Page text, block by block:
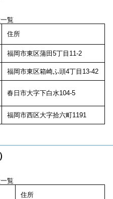
覧
住所
福岡市東区蒲田5丁目11-2
福岡市東区箱崎ふ頭4丁目13-42
春日市大字下白水104-5
福岡市西区大字拾六町1191
覧
住所